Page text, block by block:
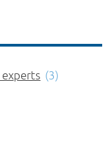
experts (3)